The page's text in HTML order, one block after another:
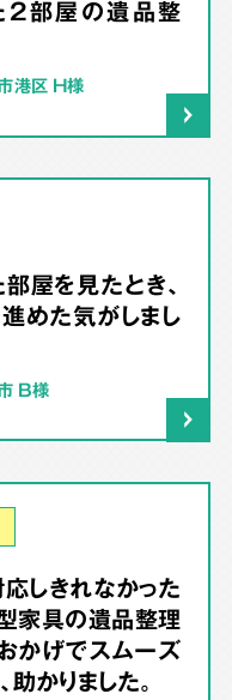
2部屋の遺品整
港区 H様
屋を見たとき、
めた気がしまし
B様
しきれなかった
家具の遺品整理
かげでスムーズ
助かりました。